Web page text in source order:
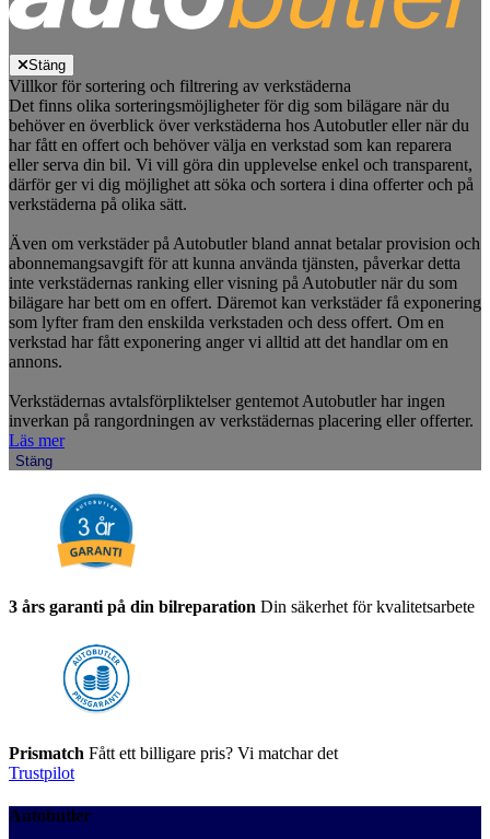
Stäng
Villkor för sortering och filtrering av verkstäderna
Det finns olika sorteringsmöjligheter för dig som bilägare när du
behöver en överblick över verkstäderna hos Autobutler eller när du
har fått en offert och behöver välja en verkstad som kan reparera
eller serva din bil. Vi vill göra din upplevelse enkel och transparent,
därför ger vi dig möjlighet att söka och sortera i dina offerter och på
verkstäderna på olika sätt.
Även om verkstäder på Autobutler bland annat betalar provision och
abonnemangsavgift för att kunna använda tjänsten, påverkar detta
inte verkstädernas ranking eller visning på Autobutler när du som
bilägare har bett om en offert. Däremot kan verkstäder få exponering
som lyfter fram den enskilda verkstaden och dess offert. Om en
verkstad har fått exponering anger vi alltid att det handlar om en
annons.
Verkstädernas avtalsförpliktelser gentemot Autobutler har ingen
inverkan på rangordningen av verkstädernas placering eller offerter.
Läs mer
Stäng
3 års garanti på din bilreparation Din säkerhet för kvalitetsarbete
Prismatch Fått ett billigare pris? Vi matchar det
Trustpilot
Autobutler